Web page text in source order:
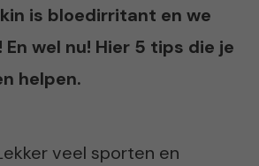
is bloedirritant en we
wel nu! Hier 5 tips die je
helpen.
veel sporten en